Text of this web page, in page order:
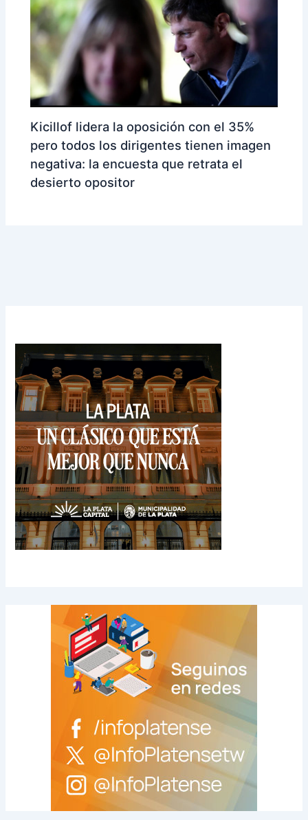
Kicillof lidera la oposición con el 35%
pero todos los dirigentes tienen imagen
negativa: la encuesta que retrata el
desierto opositor